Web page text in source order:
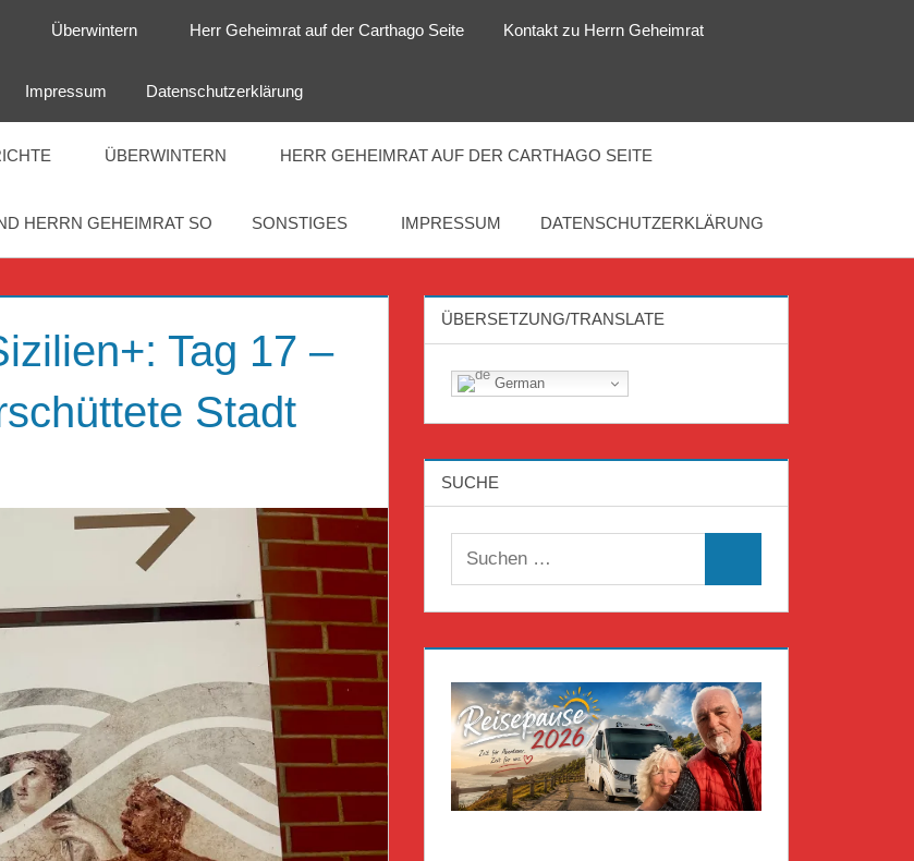
Überwintern Herr Geheimrat auf der Carthago Seite Kontakt zu Herrn Geheimrat
Impressum Datenschutzerklärung
ÜBERWINTERN HERR GEHEIMRAT AUF DER CARTHAGO SEITE
HERRN GEHEIMRAT SO SONSTIGES IMPRESSUM DATENSCHUTZERKLÄRUNG
Tag 17 –
Stadt
ÜBERSETZUNG/TRANSLATE
German
SUCHE